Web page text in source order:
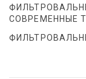
СОВРЕМЕННЫЕ